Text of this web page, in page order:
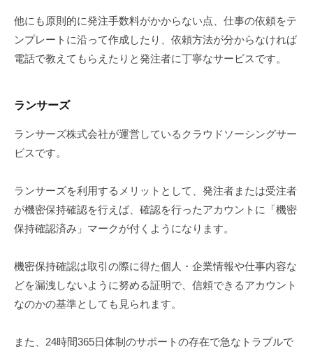
他にも原則的に発注手数料がかからない点、仕事の依頼をテ
ンプレートに沿って作成したり、依頼方法が分からなければ
電話で教えてもらえたりと発注者に丁寧なサービスです。
ランサーズ
ランサーズ株式会社が運営しているクラウドソーシングサー
ビスです。
ランサーズを利用するメリットとして、発注者または受注者
が機密保持確認を行えば、確認を行ったアカウントに「機密
保持確認済み」マークが付くようになります。
機密保持確認は取引の際に得た個人・企業情報や仕事内容な
どを漏洩しないように努める証明で、信頼できるアカウント
なのかの基準としても見られます。
また、24時間365日体制のサポートの存在で急なトラブルで